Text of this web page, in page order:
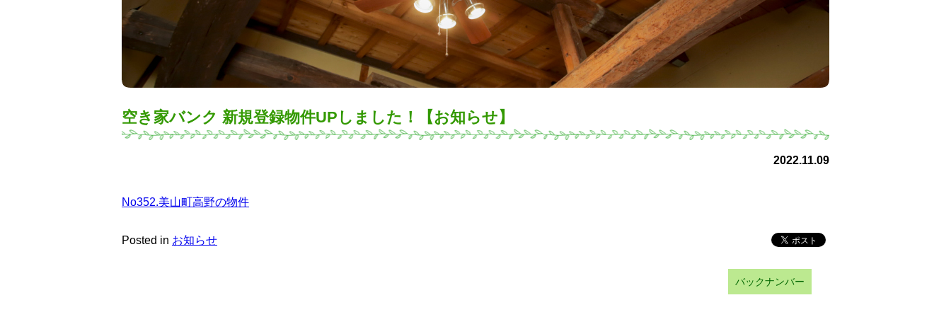
空き家バンク 新規登録物件UPしました！【お知らせ】
2022.11.09
No352.美山町高野の物件
Posted in お知らせ
バックナンバー